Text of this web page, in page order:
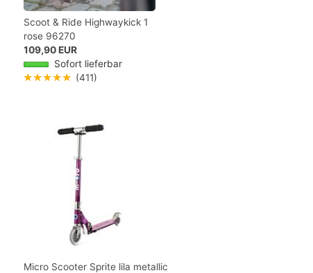
Scoot & Ride Highwaykick 1
rose 96270
109,90 EUR
Sofort lieferbar
★★★★★ (411)
Micro Scooter Sprite lila metallic